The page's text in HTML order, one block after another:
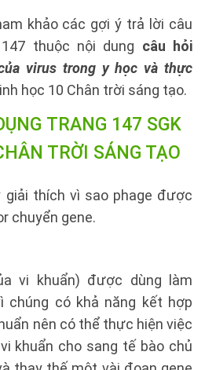
khảo các gợi ý trả lời câu
thuộc nội dung câu hỏi
virus trong y học và thực
học 10 Chân trời sáng tạo.
TRANG 147 SGK
TRỜI SÁNG TẠO
giải thích vì sao phage được
chuyển gene.
vi khuẩn) được dùng làm
chúng có khả năng kết hợp
nên có thể thực hiện việc
khuẩn cho sang tế bào chủ